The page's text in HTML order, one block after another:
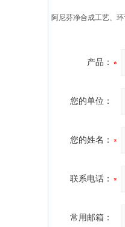
阿尼芬净合成工艺、
产品：
您的单位：
您的姓名：
联系电话：
常用邮箱：